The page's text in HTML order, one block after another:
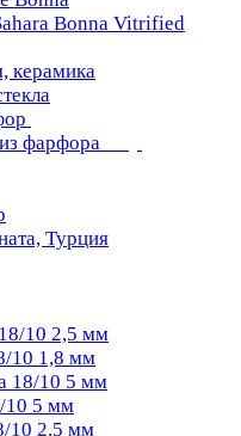
Bonna Vitrified
керамика
фарфора
Турция
10 2,5 мм
10 1,8 мм
18/10 5 мм
10 5 мм
10 2.5 мм